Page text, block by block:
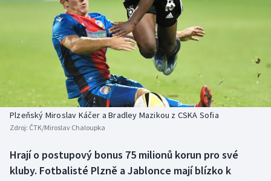
Americký fotbal
Baseball a softbal
Basketbal
Biatlon
Boby a skeleton
Box
NEPŘEHLÉDNĚTE
Soutěže
Historické návraty
Aplikace ČT sport
AZ kvíz
Plzeňský Miroslav Káčer a Bradley Mazikou z CSKA Sofia
Zdroj: ČTK/Miroslav Chaloupka
Hrají o postupový bonus 75 milionů korun pro své
kluby. Fotbalisté Plzně a Jablonce mají blízko k